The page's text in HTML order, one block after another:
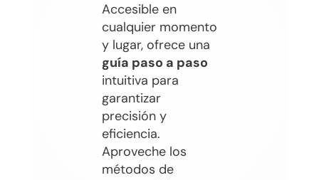
Accesible en
cualquier momento
y lugar, ofrece una
guía paso a paso
intuitiva para
garantizar
precisión y
eficiencia.
Aproveche los
métodos de